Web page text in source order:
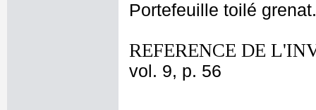
Portefeuille toilé grenat.
REFERENCE DE
vol. 9, p. 56